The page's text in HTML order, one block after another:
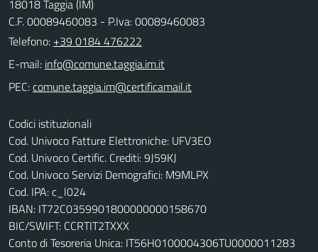
18018 Taggia (IM)
C.F. 00089460083 - P.Iva: 00089460083
Telefono: +39 0184 476222
E-mail:
PEC:
Codici istituzionali
Cod. Univoco Fatture Elettroniche: UFV3EO
Cod. Univoco Certific. Crediti: 9J59KJ
Cod. Univoco Servizi Demografici: M9MLPX
Cod. IPA: c_l024
IBAN: IT72C0359901800000000158670
BIC/SWIFT: CCRTIT2TXXX
Conto di Tesoreria Unica: IT56H0100004306TU0000011283